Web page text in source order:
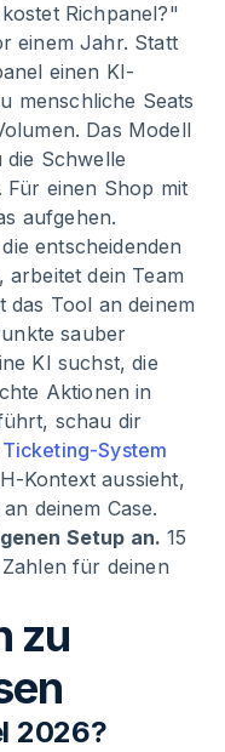
Richpanel?"
einem Jahr. Statt
einen KI-
menschliche Seats
Das Modell
Schwelle
Für einen Shop mit
aufgehen.
entscheidenden
arbeitet dein Team
Tool an deinem
sauber
KI suchst, die
Aktionen in
schau dir
Ticketing-System
Kontext aussieht,
deinem Case.
Setup an. 15
für deinen
zu
2026?